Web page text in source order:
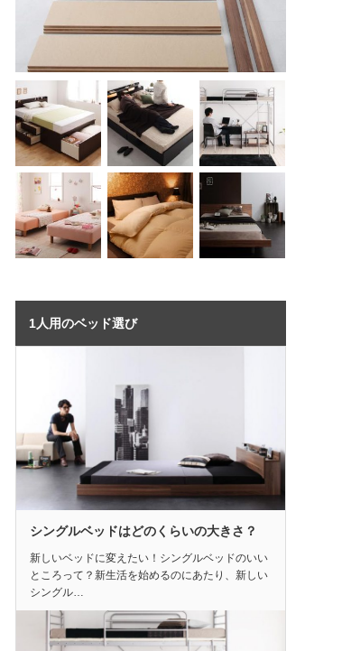
1人用のベッド選び
シングルベッドはどのくらいの大きさ？
新しいベッドに変えたい！シングルベッドのいい
ところって？新生活を始めるのにあたり、新しい
シングル…